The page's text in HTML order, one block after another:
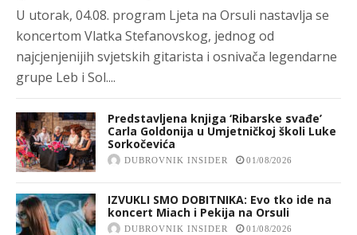
U utorak, 04.08. program Ljeta na Orsuli nastavlja se
koncertom Vlatka Stefanovskog, jednog od
najcjenjenijih svjetskih gitarista i osnivača legendarne
grupe Leb i Sol....
Predstavljena knjiga ‘Ribarske svađe’
Carla Goldonija u Umjetničkoj školi Luke
Sorkočevića
DUBROVNIK INSIDER 01/08/2026
IZVUKLI SMO DOBITNIKA: Evo tko ide na
koncert Miach i Pekija na Orsuli
DUBROVNIK INSIDER 01/08/2026